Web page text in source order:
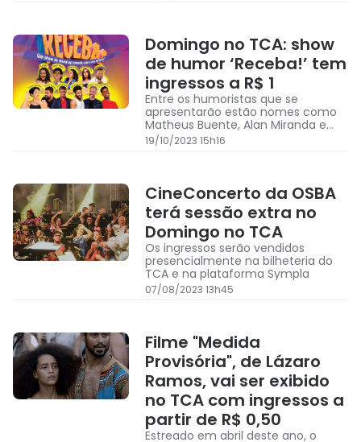
Domingo no TCA: show
de humor ‘Receba!’ tem
ingressos a R$ 1
Entre os humoristas que se
apresentarão estão nomes como
Matheus Buente, Alan Miranda e
Thiago Almasy
19/10/2023 15h16
CineConcerto da OSBA
terá sessão extra no
Domingo no TCA
Os ingressos serão vendidos
presencialmente na bilheteria do
TCA e na plataforma Sympla
07/08/2023 13h45
Filme "Medida
Provisória", de Lázaro
Ramos, vai ser exibido
no TCA com ingressos a
partir de R$ 0,50
Estreado em abril deste ano, o